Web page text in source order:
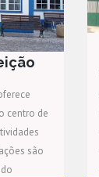
centro de
são